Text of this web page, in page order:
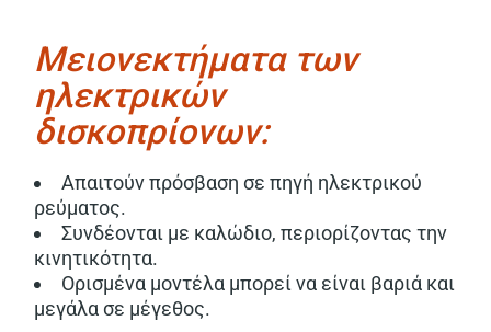
Μειονεκτήματα των
ηλεκτρικών
δισκοπρίονων:
Απαιτούν πρόσβαση σε πηγή ηλεκτρικού
ρεύματος.
Συνδέονται με καλώδιο, περιορίζοντας την
κινητικότητα.
Ορισμένα μοντέλα μπορεί να είναι βαριά και
μεγάλα σε μέγεθος.